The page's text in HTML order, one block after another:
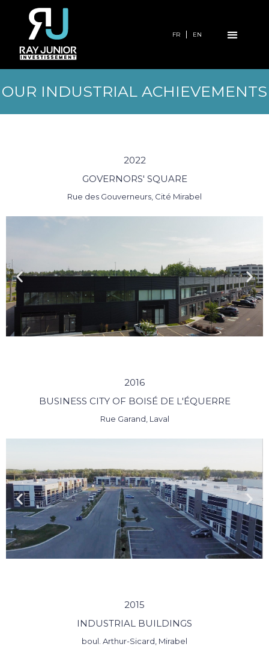
FR EN
OUR INDUSTRIAL ACHIEVEMENTS
2022
GOVERNORS' SQUARE
Rue des Gouverneurs, Cité Mirabel
2016
BUSINESS CITY OF BOISÉ DE L'ÉQUERRE
Rue Garand, Laval
2015
INDUSTRIAL BUILDINGS
boul. Arthur-Sicard, Mirabel